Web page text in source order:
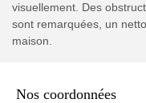
visuellement. Des
sont remarquées, un
maison.
Nos coordonnées